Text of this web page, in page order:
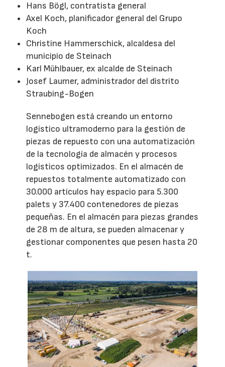
Hans Bögl, contratista general
Axel Koch, planificador general del Grupo
Koch
Christine Hammerschick, alcaldesa del
municipio de Steinach
Karl Mühlbauer, ex alcalde de Steinach
Josef Laumer, administrador del distrito
Straubing-Bogen
Sennebogen está creando un entorno
logístico ultramoderno para la gestión de
piezas de repuesto con una automatización
de la tecnología de almacén y procesos
logísticos optimizados. En el almacén de
repuestos totalmente automatizado con
30.000 artículos hay espacio para 5.300
palets y 37.400 contenedores de piezas
pequeñas. En el almacén para piezas grandes
de 28 m de altura, se pueden almacenar y
gestionar componentes que pesen hasta 20
t.